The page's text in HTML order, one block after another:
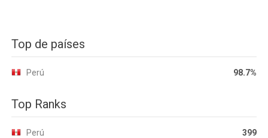
Top de países
Perú 98.7%
Top Ranks
Perú 399